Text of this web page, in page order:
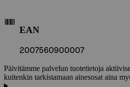
EAN
2007560900007
Päivitämme palvelun tuotetietoja
kuitenkin tarkistamaan ainesosat aina